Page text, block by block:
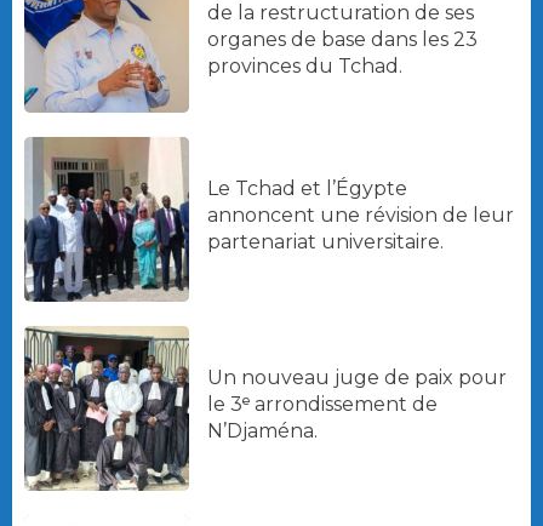
de la restructuration de ses
organes de base dans les 23
provinces du Tchad.
Le Tchad et l’Égypte
annoncent une révision de leur
partenariat universitaire.
Un nouveau juge de paix pour
le 3ᵉ arrondissement de
N’Djaména.